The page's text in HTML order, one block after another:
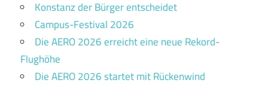
Konstanz der Bürger entscheidet
Campus-Festival 2026
Die AERO 2026 erreicht eine neue Rekord-
Flughöhe
Die AERO 2026 startet mit Rückenwind